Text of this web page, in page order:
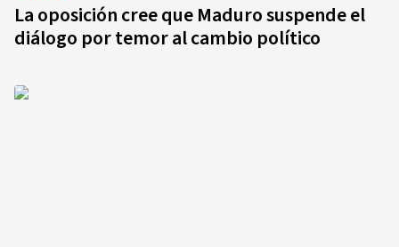
La oposición cree que Maduro suspende el
diálogo por temor al cambio político